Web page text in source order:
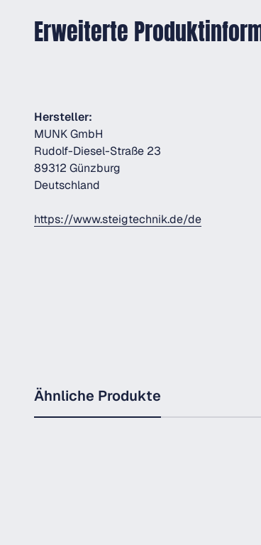
Erweiterte
Hersteller:
MUNK GmbH
Rudolf-Diesel-Straße 23
89312 Günzburg
Deutschland
https://www.steigtechnik.de/de
Ähnliche Produkte